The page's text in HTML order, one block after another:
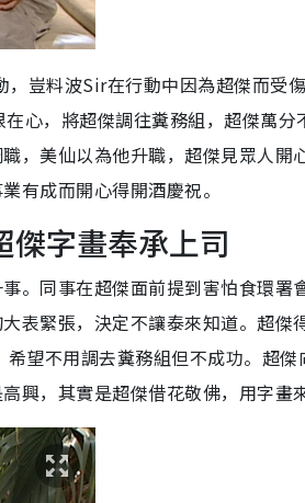
豈料波Sir在行動中因為超傑而受
心，將超傑調往糞務組，超傑萬分
，美仙以為他升職，超傑見眾人開
有成而開心得開酒慶祝。
字畫奉承上司
。同事在超傑面前提到害怕食環署
表緊張，決定不讓泰來知道。超傑
望不用調去糞務組但不成功。超傑
興，其實是超傑借花敬佛，用字畫